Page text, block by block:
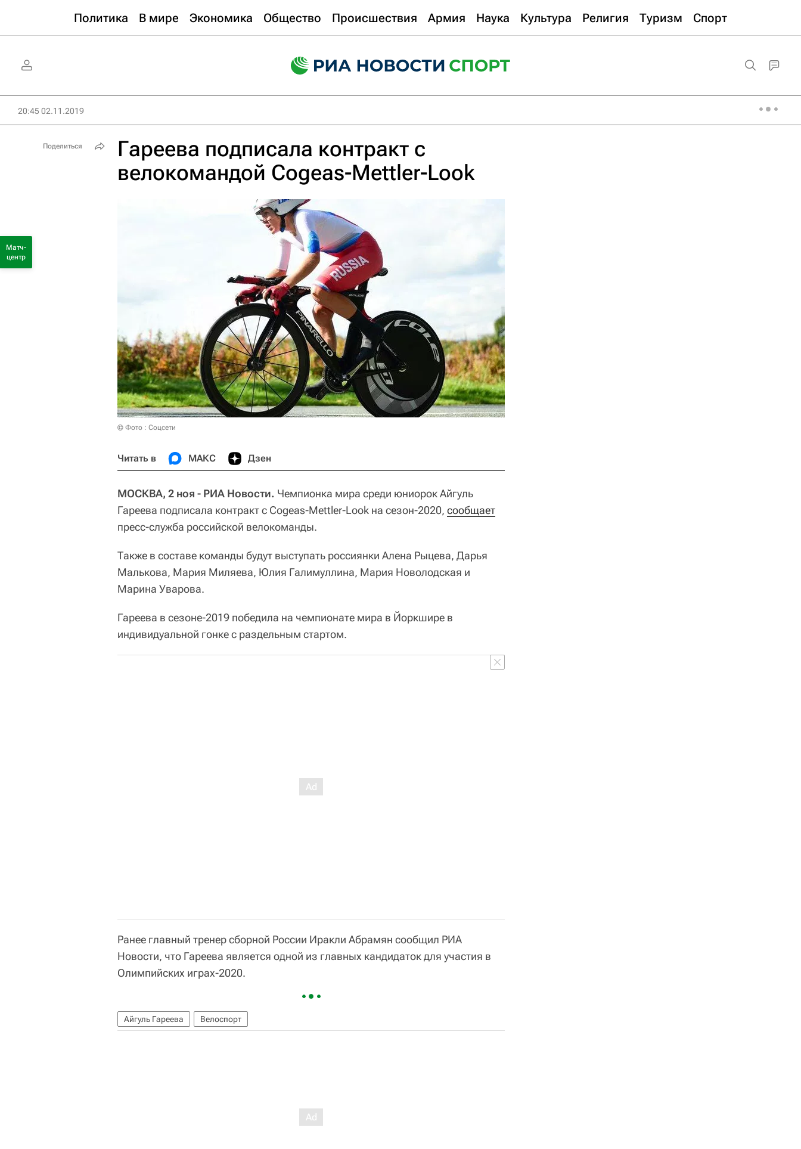
Политика В мире Экономика Общество Происшествия Армия Наука Культура Религия Туризм Спорт
20:45 02.11.2019
Гареева подписала контракт с
велокомандой Cogeas-Mettler-Look
© Фото : Соцсети
Читать в МАКС Дзен
МОСКВА, 2 ноя - РИА Новости. Чемпионка мира среди юниорок Айгуль
Гареева подписала контракт с Cogeas-Mettler-Look на сезон-2020, сообщает
пресс-служба российской велокоманды.
Также в составе команды будут выступать россиянки Алена Рыцева, Дарья
Малькова, Мария Миляева, Юлия Галимуллина, Мария Новолодская и
Марина Уварова.
Гареева в сезоне-2019 победила на чемпионате мира в Йоркшире в
индивидуальной гонке с раздельным стартом.
Ранее главный тренер сборной России Иракли Абрамян сообщил РИА
Новости, что Гареева является одной из главных кандидаток для участия в
Олимпийских играх-2020.
Айгуль Гареева Велоспорт
Поделиться
Матч-
центр